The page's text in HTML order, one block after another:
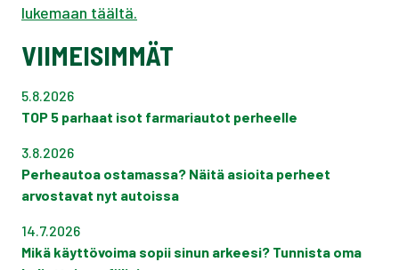
lukemaan täältä.
VIIMEISIMMÄT
5.8.2026
TOP 5 parhaat isot farmariautot perheelle
3.8.2026
Perheautoa ostamassa? Näitä asioita perheet
arvostavat nyt autoissa
14.7.2026
Mikä käyttövoima sopii sinun arkeesi? Tunnista oma